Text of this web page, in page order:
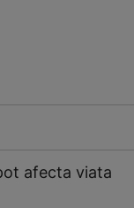
afecta viata